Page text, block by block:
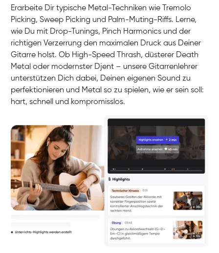
Erarbeite Dir typische Metal-Techniken wie Tremolo
Picking, Sweep Picking und Palm-Muting-Riffs. Lerne,
wie Du mit Drop-Tunings, Pinch Harmonics und der
richtigen Verzerrung den maximalen Druck aus Deiner
Gitarre holst. Ob High-Speed Thrash, düsterer Death
Metal oder modernster Djent – unsere Gitarrenlehrer
unterstützen Dich dabei, Deinen eigenen Sound zu
perfektionieren und Metal so zu spielen, wie er sein soll:
hart, schnell und kompromisslos.